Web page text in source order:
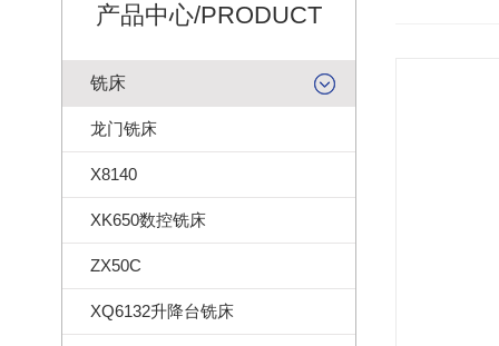
产品中心/PRODUCT
铣床
龙门铣床
X8140
XK650数控铣床
ZX50C
XQ6132升降台铣床